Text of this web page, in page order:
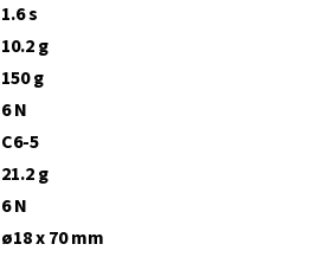
1.6 s
10.2 g
150 g
6 N
C6-5
21.2 g
6 N
ø18 x 70 mm